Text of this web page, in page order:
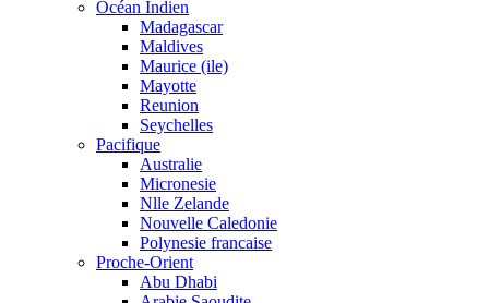
Océan Indien
Madagascar
Maldives
Maurice (ile)
Mayotte
Reunion
Seychelles
Pacifique
Australie
Micronesie
Nlle Zelande
Nouvelle Caledonie
Polynesie francaise
Proche-Orient
Abu Dhabi